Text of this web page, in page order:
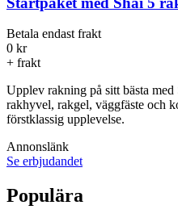
Betala endast frakt
0 kr
+ frakt
Upplev rakning på sitt bästa
rakhyvel, rakgel, väggfäste och
förstklassig upplevelse.
Annonslänk
Se erbjudandet
Populära